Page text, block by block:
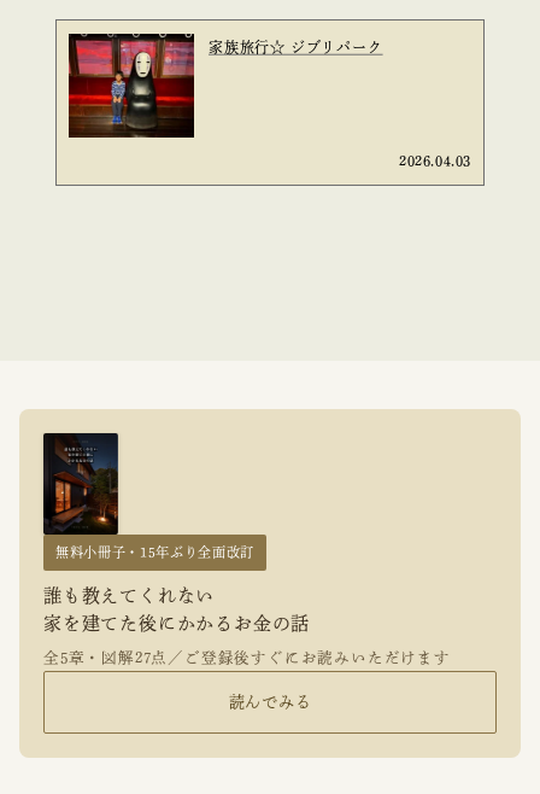
家族旅行☆ ジブリパーク
2026.04.03
無料小冊子・15年ぶり全面改訂
誰も教えてくれない
家を建てた後にかかるお金の話
全5章・図解27点／ご登録後すぐにお読みいただけます
読んでみる